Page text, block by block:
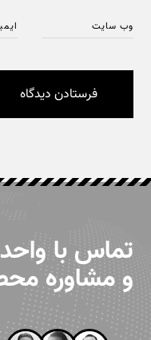
وب‌ سایت
تماس با
و مشاوره